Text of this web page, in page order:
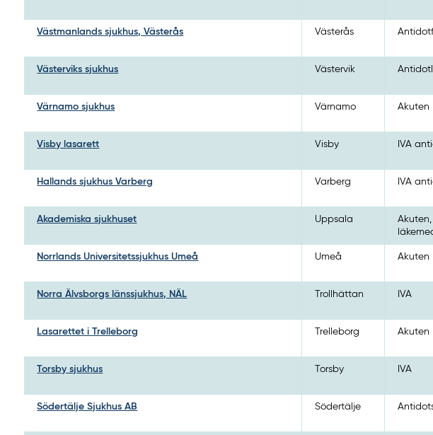
Västmanlands sjukhus, Västerås Västerås
Västerviks sjukhus Västervik
Värnamo sjukhus Värnamo Akuten
Visby lasarett Visby IVA
Hallands sjukhus Varberg Varberg IVA
Akademiska sjukhuset Uppsala
Norrlands Universitetssjukhus Umeå Umeå Akuten
Norra Älvsborgs länssjukhus, NÄL Trollhättan IVA
Lasarettet i Trelleborg Trelleborg Akuten
Torsby sjukhus Torsby IVA
Södertälje Sjukhus AB Södertälje